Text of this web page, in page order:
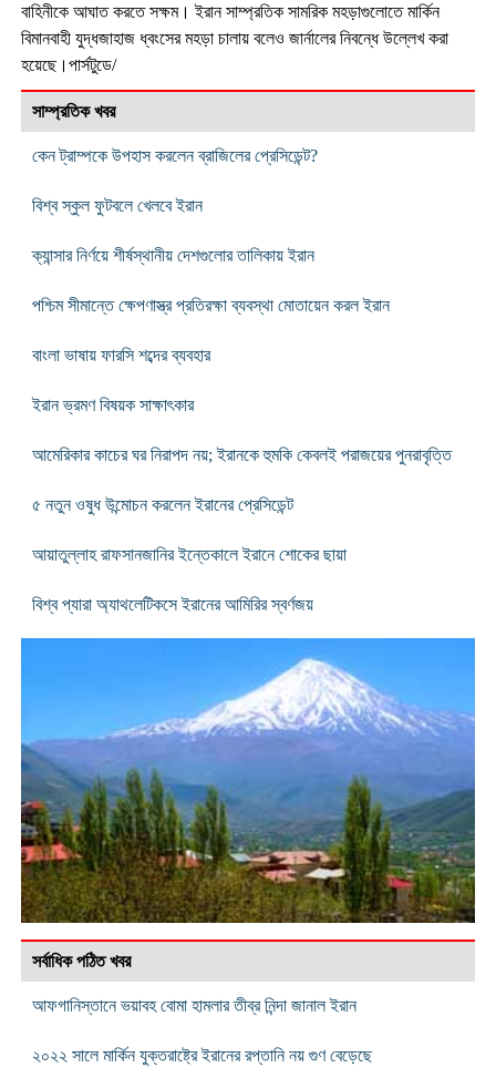
বাহিনীকে আঘাত করতে সক্ষম। ইরান সাম্প্রতিক সামরিক মহড়াগুলোতে মার্কিন
বিমানবাহী যুদ্ধজাহাজ ধ্বংসের মহড়া চালায় বলেও জার্নালের নিবন্ধে উল্লেখ করা
হয়েছে।পার্সটুডে/
সাম্প্রতিক খবর
কেন ট্রাম্পকে উপহাস করলেন ব্রাজিলের প্রেসিডেন্ট?
বিশ্ব স্কুল ফুটবলে খেলবে ইরান
ক্যান্সার নির্ণয়ে শীর্ষস্থানীয় দেশগুলোর তালিকায় ইরান
পশ্চিম সীমান্তে ক্ষেপণাস্ত্র প্রতিরক্ষা ব্যবস্থা মোতায়েন করল ইরান
বাংলা ভাষায় ফারসি শব্দের ব্যবহার
ইরান ভ্রমণ বিষয়ক সাক্ষাৎকার
আমেরিকার কাচের ঘর নিরাপদ নয়; ইরানকে হুমকি কেবলই পরাজয়ের পুনরাবৃত্তি
৫ নতুন ওষুধ উন্মোচন করলেন ইরানের প্রেসিডেন্ট
আয়াতুল্লাহ রাফসানজানির ইন্তেকালে ইরানে শোকের ছায়া
বিশ্ব প্যারা অ্যাথলেটিকসে ইরানের আমিরির স্বর্ণজয়
সর্বাধিক পঠিত খবর
আফগানিস্তানে ভয়াবহ বোমা হামলার তীব্র নিন্দা জানাল ইরান
২০২২ সালে মার্কিন যুক্তরাষ্ট্রে ইরানের রপ্তানি নয় গুণ বেড়েছে